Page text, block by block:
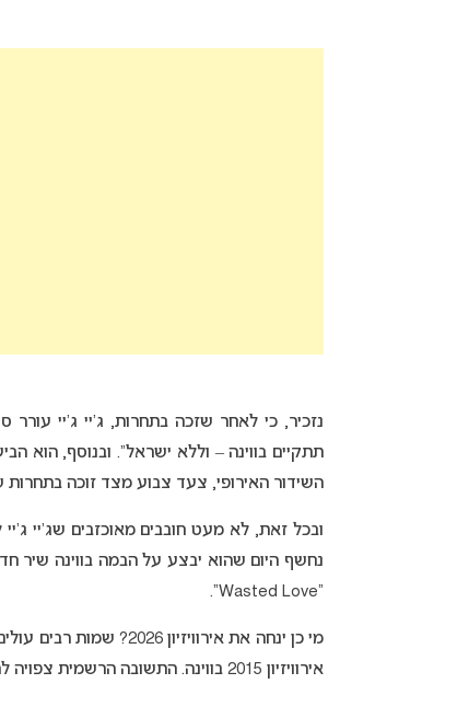
נזכיר, כי לאחר שזכה בתחרות, ג’יי ג’יי
תתקיים בווינה – וללא ישראל”. ובנוסף, הוא
השידור האירופי, צעד צבוע מצד זוכה בתחרות
נחשף היום שהוא יבצע על הבמה בווינה שיר
“Wasted Love”.
מי כן ינחה את אירוויזיון 2026? שמות רבים עולים, ובהם גם
אירוויזיון 2015 בווינה. התשובה הרשמית צפויה להיחשף בחודשים הקרובים.